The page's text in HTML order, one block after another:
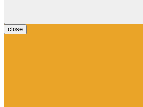
close